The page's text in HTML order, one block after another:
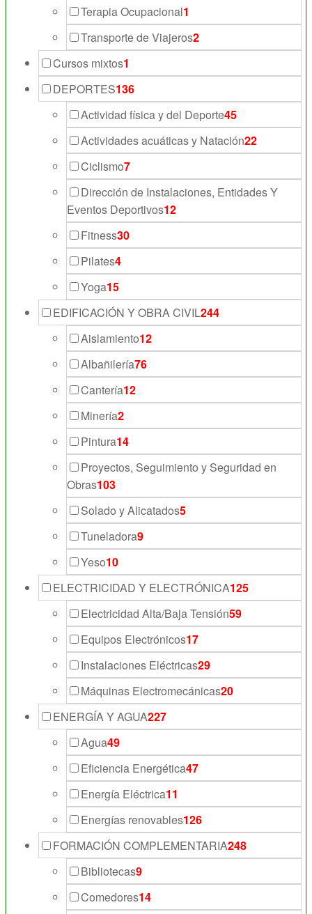
Terapia Ocupacional1
Transporte de Viajeros2
Cursos mixtos1
DEPORTES136
Actividad física y del Deporte45
Actividades acuáticas y Natación22
Ciclismo7
Dirección de Instalaciones, Entidades Y
Eventos Deportivos12
Fitness30
Pilates4
Yoga15
EDIFICACIÓN Y OBRA CIVIL244
Aislamiento12
Albañilería76
Cantería12
Minería2
Pintura14
Proyectos, Seguimiento y Seguridad en
Obras103
Solado y Alicatados5
Tuneladora9
Yeso10
ELECTRICIDAD Y ELECTRÓNICA125
Electricidad Alta/Baja Tensión59
Equipos Electrónicos17
Instalaciones Eléctricas29
Máquinas Electromecánicas20
ENERGÍA Y AGUA227
Agua49
Eficiencia Energética47
Energía Eléctrica11
Energías renovables126
FORMACIÓN COMPLEMENTARIA248
Bibliotecas9
Comedores14